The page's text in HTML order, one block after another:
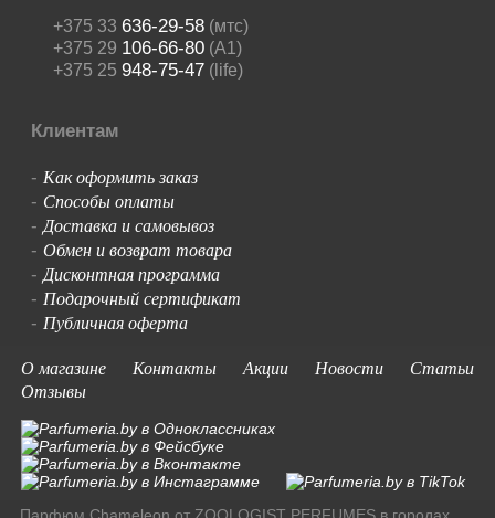
+375 33 636-29-58(мтс)
+375 29 106-66-80(A1)
+375 25 948-75-47(life)
Клиентам
- Как оформить заказ
- Способы оплаты
-Доставка и самовывоз
- Обмен и возврат товара
-Дисконтная программа
- Подарочный сертификат
- Публичная оферта
О магазине
Контакты Акции Новости
Статьи
Отзывы